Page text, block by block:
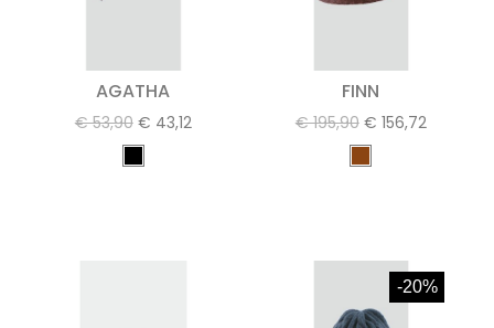
AGATHA
€ 53,90 € 43,12
FINN
€ 195,90 € 156,72
-20%